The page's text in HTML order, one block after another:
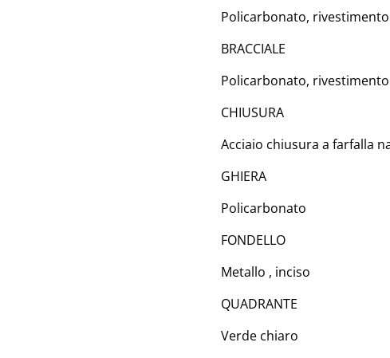
Policarbonato,
BRACCIALE
Policarbonato,
CHIUSURA
Acciaio chiusura a farfalla
GHIERA
Policarbonato
FONDELLO
Metallo , inciso
QUADRANTE
Verde chiaro